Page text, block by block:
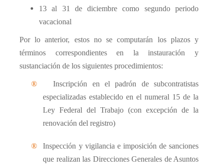
13 al 31 de diciembre como segundo periodo
vacacional
Por lo anterior, estos no se computarán los plazos y
términos correspondientes en la instauración y
sustanciación de los siguientes procedimientos:
®
Inscripción en el padrón de subcontratistas
especializadas establecido en el numeral 15 de la
Ley Federal del Trabajo (con excepción de la
renovación del registro)
®
Inspección y vigilancia e imposición de sanciones
que realizan las Direcciones Generales de Asuntos